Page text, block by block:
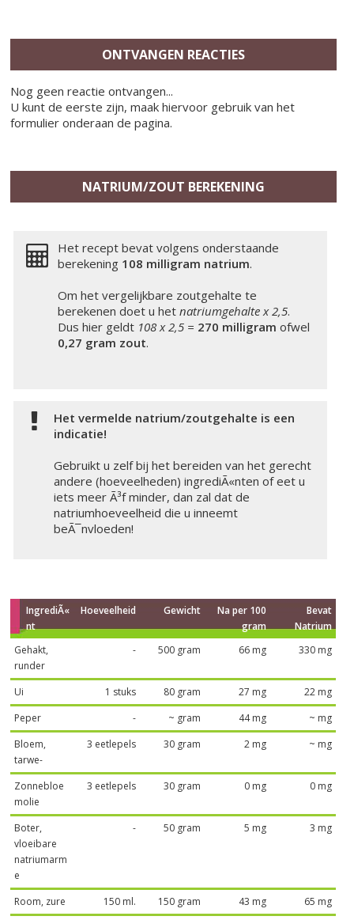
ONTVANGEN REACTIES
Nog geen reactie ontvangen...
U kunt de eerste zijn, maak hiervoor gebruik van het
formulier onderaan de pagina.
NATRIUM/ZOUT BEREKENING
Het recept bevat volgens onderstaande
berekening 108 milligram natrium.
Om het vergelijkbare zoutgehalte te
berekenen doet u hetnatriumgehalte x 2,5.
Dus hier geldt 108 x 2,5 = 270 milligram ofwel
0,27 gram zout.
Het vermelde natrium/zoutgehalte is een
indicatie!
Gebruikt u zelf bij het bereiden van het gerecht
andere (hoeveelheden) ingrediÃ«nten of eet u
iets meer Ã³f minder, dan zal dat de
natriumhoeveelheid die u inneemt
beÃ¯nvloeden!
IngrediÃ«
nt
Hoeveelheid Gewicht
Na per 100
gram
Bevat
Natrium
Gehakt,
runder
- 500 gram 66 mg 330 mg
Ui 1 stuks 80 gram 27 mg
22 mg
Peper
- ~ gram 44 mg
~ mg
Bloem,
tarwe-
3 eetlepels 30 gram 2 mg ~ mg
Zonnebloe
molie
3 eetlepels 30 gram 0 mg 0 mg
Boter,
vloeibare
natriumarm
e
- 50 gram 5 mg 3 mg
Room, zure 150 ml. 150 gram 43 mg
65 mg